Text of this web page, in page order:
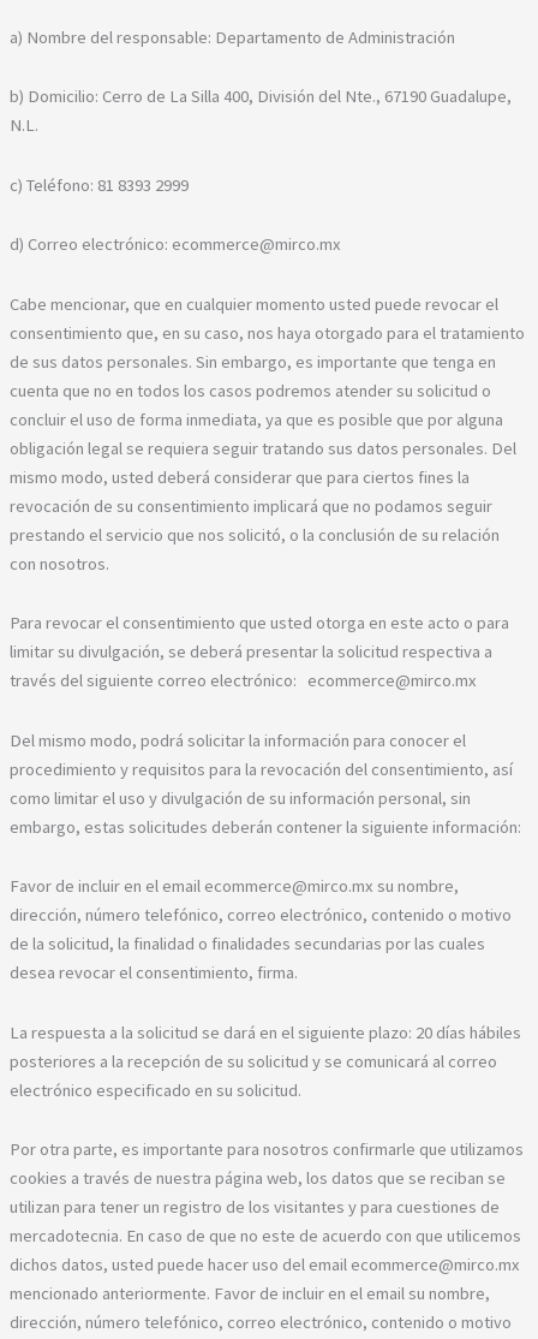
a) Nombre del responsable: Departamento de Administración
b) Domicilio: Cerro de La Silla 400, División del Nte., 67190 Guadalupe,
N.L.
c) Teléfono: 81 8393 2999
d) Correo electrónico: ecommerce@mirco.mx
Cabe mencionar, que en cualquier momento usted puede revocar el
consentimiento que, en su caso, nos haya otorgado para el tratamiento
de sus datos personales. Sin embargo, es importante que tenga en
cuenta que no en todos los casos podremos atender su solicitud o
concluir el uso de forma inmediata, ya que es posible que por alguna
obligación legal se requiera seguir tratando sus datos personales. Del
mismo modo, usted deberá considerar que para ciertos fines la
revocación de su consentimiento implicará que no podamos seguir
prestando el servicio que nos solicitó, o la conclusión de su relación
con nosotros.
Para revocar el consentimiento que usted otorga en este acto o para
limitar su divulgación, se deberá presentar la solicitud respectiva a
través del siguiente correo electrónico: ecommerce@mirco.mx
Del mismo modo, podrá solicitar la información para conocer el
procedimiento y requisitos para la revocación del consentimiento, así
como limitar el uso y divulgación de su información personal, sin
embargo, estas solicitudes deberán contener la siguiente información:
Favor de incluir en el email ecommerce@mirco.mx su nombre,
dirección, número telefónico, correo electrónico, contenido o motivo
de la solicitud, la finalidad o finalidades secundarias por las cuales
desea revocar el consentimiento, firma.
La respuesta a la solicitud se dará en el siguiente plazo: 20 días hábiles
posteriores a la recepción de su solicitud y se comunicará al correo
electrónico especificado en su solicitud.
Por otra parte, es importante para nosotros confirmarle que utilizamos
cookies a través de nuestra página web, los datos que se reciban se
utilizan para tener un registro de los visitantes y para cuestiones de
mercadotecnia. En caso de que no este de acuerdo con que utilicemos
dichos datos, usted puede hacer uso del email ecommerce@mirco.mx
mencionado anteriormente. Favor de incluir en el email su nombre,
dirección, número telefónico, correo electrónico, contenido o motivo